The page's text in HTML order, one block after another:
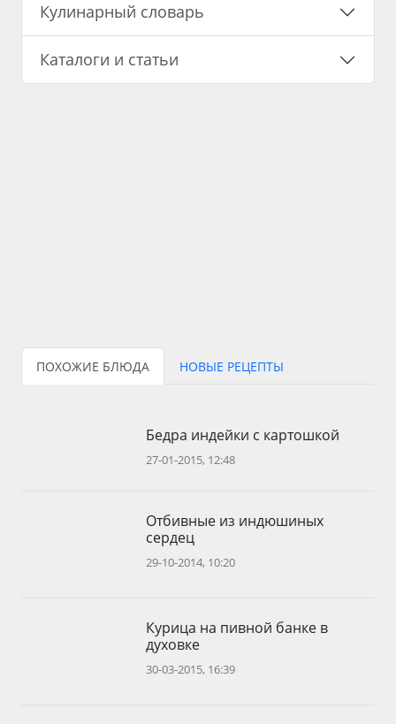
Кулинарный словарь
Каталоги и статьи
ПОХОЖИЕ БЛЮДА НОВЫЕ РЕЦЕПТЫ
Бедра индейки с картошкой
27-01-2015, 12:48
Отбивные из индюшиных
сердец
29-10-2014, 10:20
Курица на пивной банке в
духовке
30-03-2015, 16:39